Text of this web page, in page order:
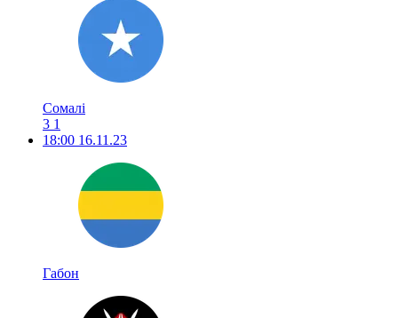
Сомалі
3 1
18:00 16.11.23
Габон